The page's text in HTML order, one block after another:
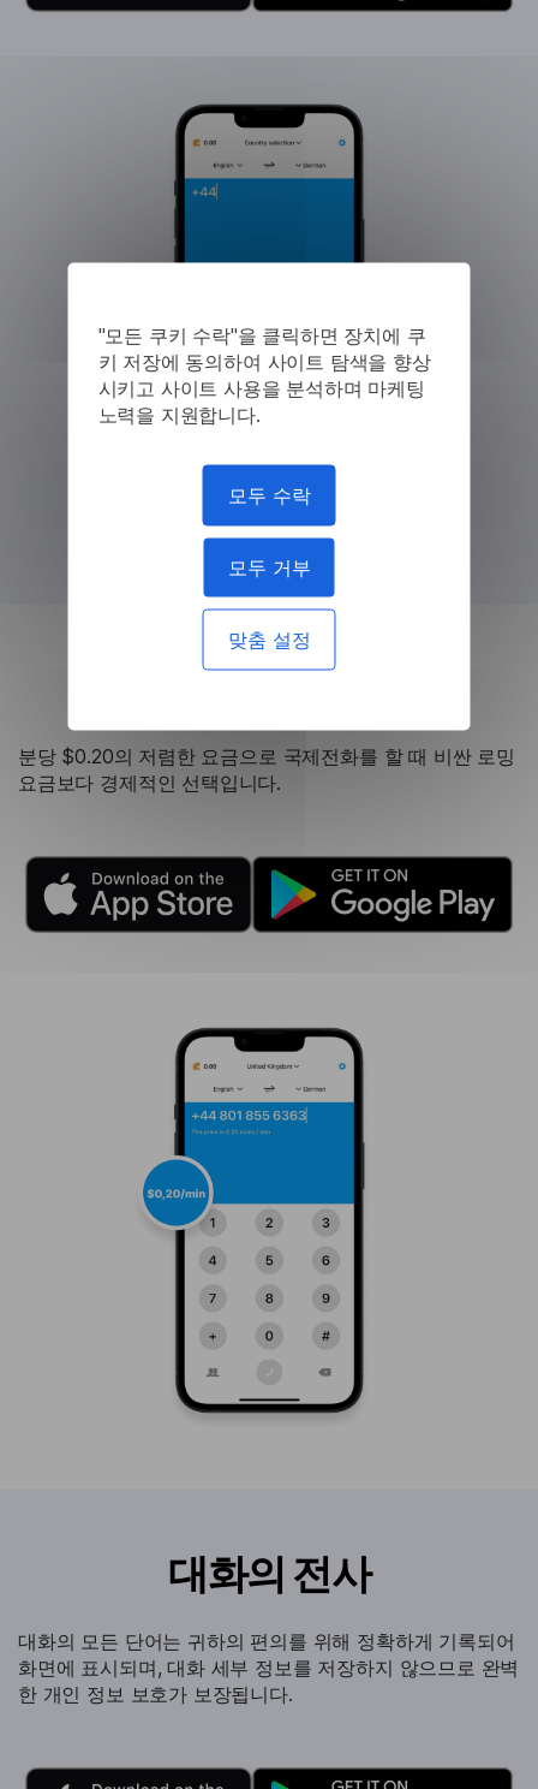
"모든 쿠키 수락"을 클릭하면 장치에 쿠
키 저장에 동의하여 사이트 탐색을 향상
시키고 사이트 사용을 분석하며 마케팅
노력을 지원합니다.
모두 수락
모두 거부
맞춤 설정
분당 $0.20의 저렴한 요금으로 국제전화를 할 때 비싼 로밍
요금보다 경제적인 선택입니다.
대화의 전사
대화의 모든 단어는 귀하의 편의를 위해 정확하게 기록되어
화면에 표시되며, 대화 세부 정보를 저장하지 않으므로 완벽
한 개인 정보 보호가 보장됩니다.